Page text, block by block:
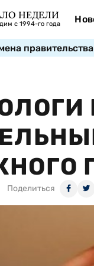
НЕДЕЛИ
с 1994-го года
Поделиться